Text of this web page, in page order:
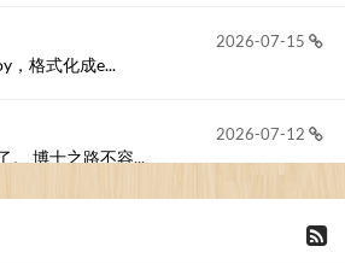
2026-07-15
，格式化成e...
2026-07-12
。 博士之路不容...
2026-07-11
是很受用，非常感...